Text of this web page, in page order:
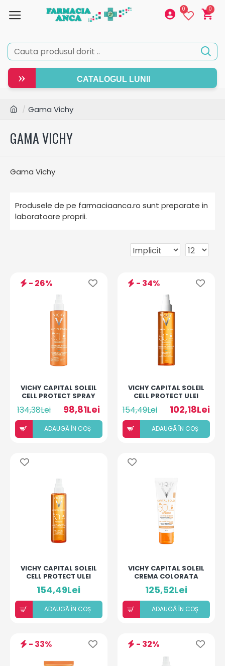
0 0
» CATALOGUL LUNII
Gama Vichy
GAMA VICHY
Gama Vichy
Produsele de pe farmaciaanca.ro sunt preparate in
laboratoare proprii.
- 26%
VICHY CAPITAL SOLEIL
CELL PROTECT SPRAY
SFP50+ 200ML
134,38Lei 98,81Lei
ADAUGÃ ÎN COȘ
- 34%
VICHY CAPITAL SOLEIL
CELL PROTECT ULEI
INVIZIBIL SPF 50
200ML
154,49Lei 102,18Lei
ADAUGÃ ÎN COȘ
VICHY CAPITAL SOLEIL
CELL PROTECT ULEI
SPF30 200ML
154,49Lei
ADAUGÃ ÎN COȘ
VICHY CAPITAL SOLEIL
CREMA COLORATA
3IN1 ANTI-PETE
PIGMENTARE 50ML
125,52Lei
ADAUGÃ ÎN COȘ
- 33% - 32%